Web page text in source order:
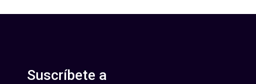
Suscríbete a